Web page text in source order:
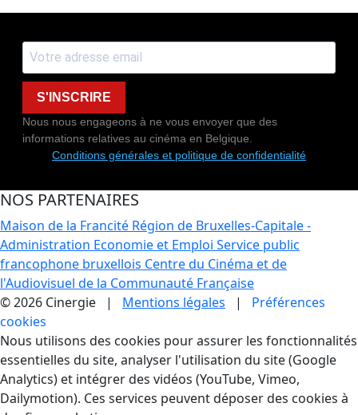
S'INSCRIRE
Nous nous engageons à ne vous envoyer que des
informations relatives au cinéma en Belgique.
Conditions générales et politique de confidentialité
NOS PARTENAIRES
Maison de la Francité Région de Bruxelles-Capitale -
Administration Economie et Emploi Service public
francophone bruxellois Centre du Cinéma et de
l'Audiovisuel de la Communauté Française
© 2026 Cinergie | Mentions légales | Préférences
cookies
Gestion des Cookies
Nous utilisons des cookies pour assurer les fonctionnalités
essentielles du site, analyser l'utilisation du site (Google
Analytics) et intégrer des vidéos (YouTube, Vimeo,
Dailymotion). Ces services peuvent déposer des cookies à